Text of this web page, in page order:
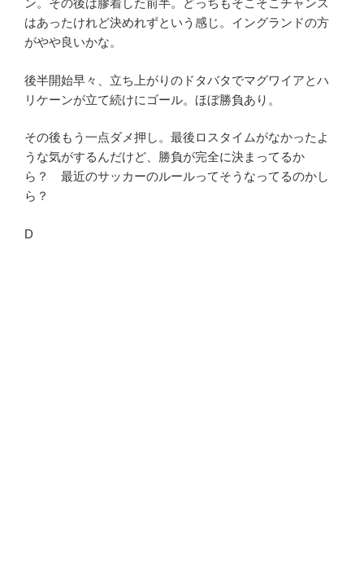
ン。その後は膠着した前半。どっちもそこそこチャンス
はあったけれど決めれずという感じ。イングランドの方
がやや良いかな。
後半開始早々、立ち上がりのドタバタでマグワイアとハ
リケーンが立て続けにゴール。ほぼ勝負あり。
その後もう一点ダメ押し。最後ロスタイムがなかったよ
うな気がするんだけど、勝負が完全に決まってるか
ら？ 最近のサッカーのルールってそうなってるのかし
ら？
D